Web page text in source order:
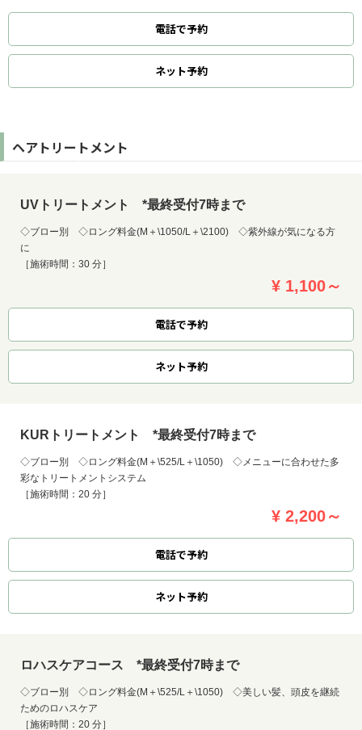
電話で予約
ネット予約
ヘアトリートメント
UVトリートメント *最終受付7時まで
◇ブロー別 ◇ロング料金(M＋\1050/L＋\2100) ◇紫外線が気になる方
に
［施術時間：30 分］
¥ 1,100～
電話で予約
ネット予約
KURトリートメント *最終受付7時まで
◇ブロー別 ◇ロング料金(M＋\525/L＋\1050) ◇メニューに合わせた多
彩なトリートメントシステム
［施術時間：20 分］
¥ 2,200～
電話で予約
ネット予約
ロハスケアコース *最終受付7時まで
◇ブロー別 ◇ロング料金(M＋\525/L＋\1050) ◇美しい髪、頭皮を継続
ためのロハスケア
［施術時間：20 分］